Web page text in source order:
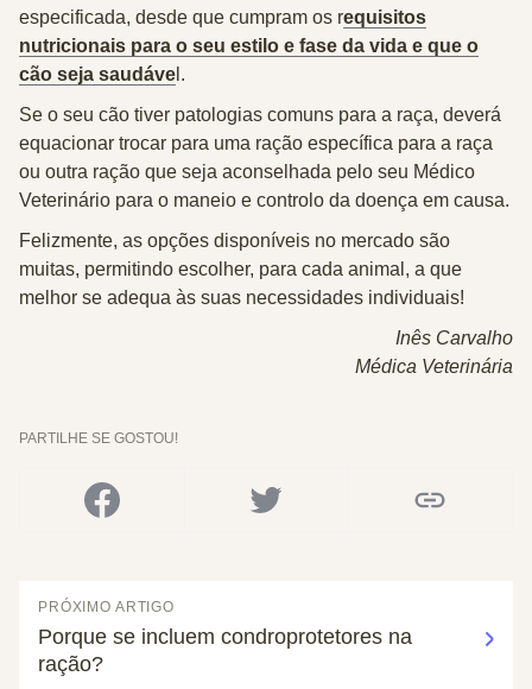
especificada, desde que cumpram os requisitos
nutricionais para o seu estilo e fase da vida e que o
cão seja saudáve l.
Se o seu cão tiver patologias comuns para a raça, deverá
equacionar trocar para uma ração específica para a raça
ou outra ração que seja aconselhada pelo seu Médico
Veterinário para o maneio e controlo da doença em causa.
Felizmente, as opções disponíveis no mercado são
muitas, permitindo escolher, para cada animal, a que
melhor se adequa às suas necessidades individuais!
Inês Carvalho
Médica Veterinária
PARTILHE SE GOSTOU!
PRÓXIMO ARTIGO
Porque se incluem condroprotetores na
ração?